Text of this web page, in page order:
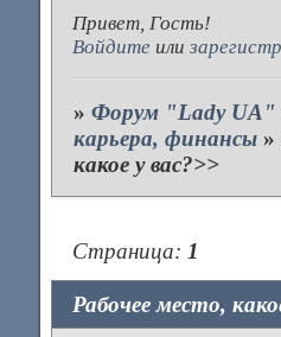
Привет, Гость!
Войдите или
»Форум "Lady UA"
карьера, финансы »
какое у вас?>>
Рабочее место,
Страница:1